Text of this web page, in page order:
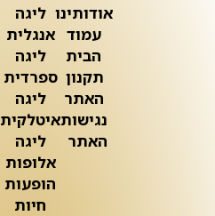
אודותינו
עמוד
הבית
תקנון
האתר
נגישות
האתר
ליגה
אנגלית
ליגה
ספרדית
ליגה
איטלקית
ליגה
אלופות
הופעות
חיות